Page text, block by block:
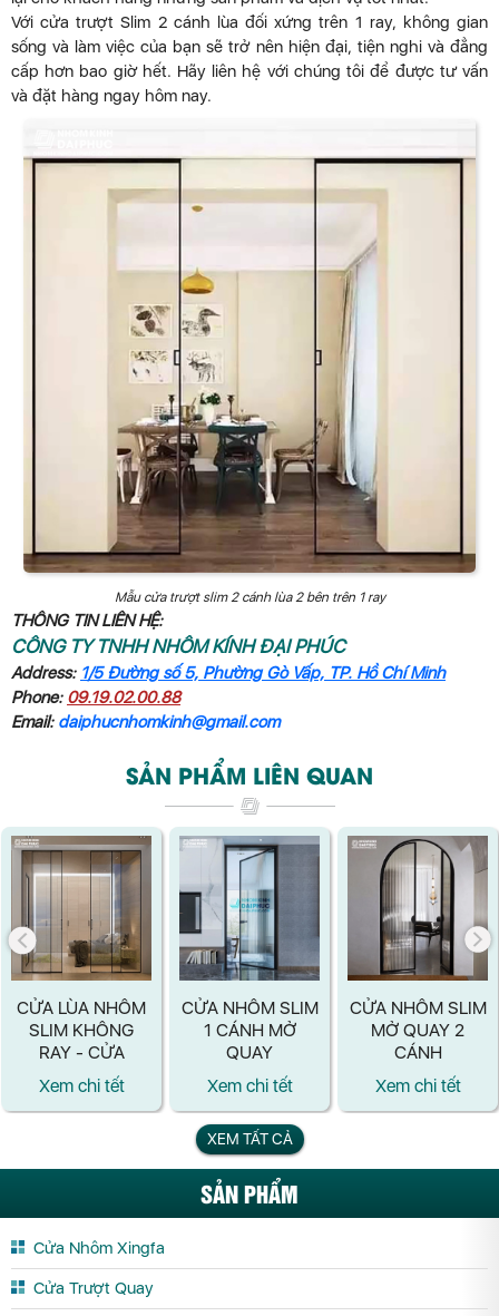
Với cửa trượt Slim 2 cánh lùa đối xứng trên 1 ray, không gian
sống và làm việc của bạn sẽ trở nên hiện đại, tiện nghi và đẳng
cấp hơn bao giờ hết. Hãy liên hệ với chúng tôi để được tư vấn
và đặt hàng ngay hôm nay.
Mẫu cửa trượt slim 2 cánh lùa 2 bên trên 1 ray
THÔNG TIN LIÊN HỆ:
CÔNG TY TNHH NHÔM KÍNH ĐẠI PHÚC
Address: 1/5 Đường số 5, Phường Gò Vấp, TP. Hồ Chí Minh
Phone: 09.19.02.00.88
Email: daiphucnhomkinh@gmail.com
SẢN PHẨM LIÊN QUAN
CỬA LÙA NHÔM
SLIM KHÔNG
RAY - CỬA
NHÔM CAO CẤP
TỐI ƯU KHÔNG
GIAN
Xem chi tết
CỬA NHÔM SLIM
1 CÁNH MỞ
QUAY
Xem chi tết
CỬA NHÔM SLIM
MỞ QUAY 2
CÁNH
Xem chi tết
XEM TẤT CẢ
SẢN PHẨM
Cửa Nhôm Xingfa
Cửa Trượt Quay